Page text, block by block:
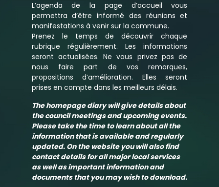
L’agenda de la page d’accueil vous
permettra d’être informé des réunions et
manifestations à venir sur la commune.
Prenez le temps de découvrir chaque
rubrique régulièrement. Les informations
seront actualisées. Ne vous privez pas de
nous faire part de vos remarques,
propositions d’amélioration. Elles seront
prises en compte dans les meilleurs délais.
The homepage diary will give details about
the council meetings and upcoming events.
Please take the time to learn about all the
information that is available and regularly
updated. On the website you will also find
contact details for all major local services
as well as important information and
documents that you may wish to download.